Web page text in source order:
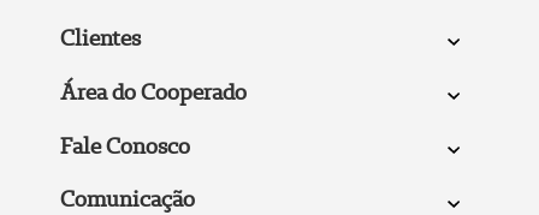
Clientes
Área do Cooperado
Fale Conosco
Comunicação